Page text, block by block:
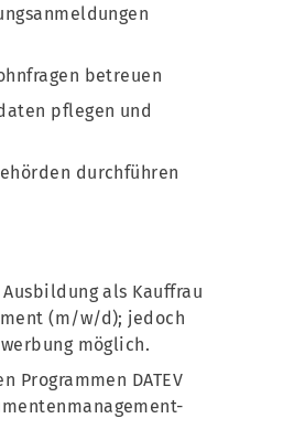
betreuen
pflegen und
durchführen
als Kauffrau
(m/w/d); jedoch
möglich.
Programmen DATEV